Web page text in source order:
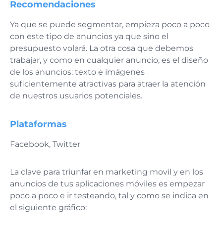
Recomendaciones
Ya que se puede segmentar, empieza poco a poco
con este tipo de anuncios ya que sino el
presupuesto volará. La otra cosa que debemos
trabajar, y como en cualquier anuncio, es el diseño
de los anuncios: texto e imágenes
suficientemente atractivas para atraer la atención
de nuestros usuarios potenciales.
Plataformas
Facebook, Twitter
La clave para triunfar en marketing movil y en los
anuncios de tus aplicaciones móviles es empezar
poco a poco e ir testeando, tal y como se indica en
el siguiente gráfico: